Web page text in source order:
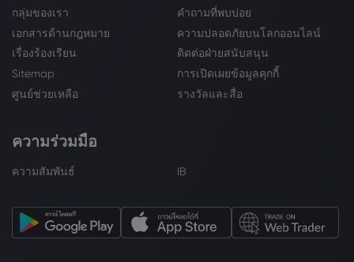
กลุ่มของเรา
คำถามที่พบบ่อย
เอกสารด้านกฎหมาย
ความปลอดภัยบนโลกออนไลน์
เรื่องร้องเรียน
ติดต่อฝ่ายสนับสนุน
Sitemap
การเปิดเผยข้อมูลคุกกี้
ศูนย์ช่วยเหลือ
รางวัลและสื่อ
ความร่วมมือ
ความสัมพันธ์ IB